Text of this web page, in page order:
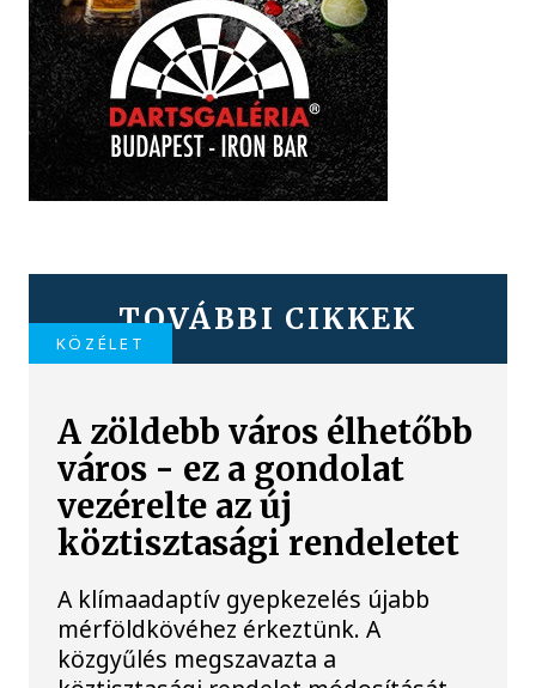
TOVÁBBI CIKKEK
KÖZÉLET
A zöldebb város élhetőbb
város - ez a gondolat
vezérelte az új
köztisztasági rendeletet
A klímaadaptív gyepkezelés újabb
mérföldkövéhez érkeztünk. A
közgyűlés megszavazta a